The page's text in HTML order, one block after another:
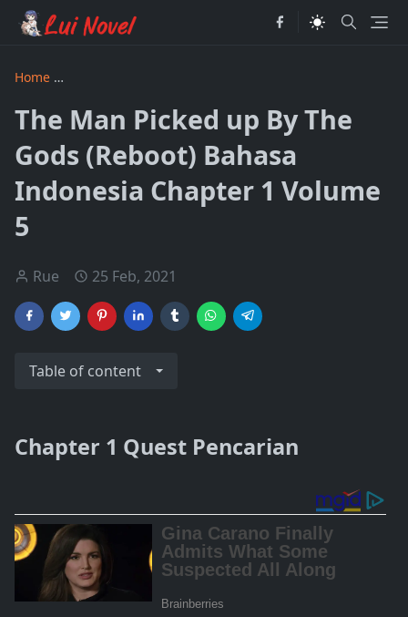
Home
The Man Picked up By The
Gods (Reboot) Bahasa
Indonesia Chapter 1 Volume
5
Rue 25 Feb, 2021
Table of content
Chapter 1 Quest Pencarian